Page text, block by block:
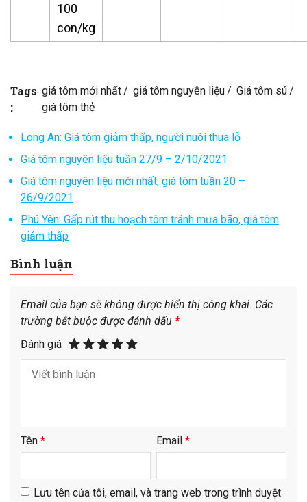
100
con/kg
Tags
:
giá tôm mới nhất giá tôm nguyên liệu
Giá tôm sú
giá tôm thẻ
Long An: Giá tôm giảm thấp, người nuôi thua lỗ
Giá tôm nguyên liệu tuần 27/9 – 2/10/2021
Giá tôm nguyên liệu mới nhất, giá tôm tuần 20 –
26/9/2021
Phú Yên: Gấp rút thu hoạch tôm tránh mưa bão, giá tôm
giảm thấp
Bình luận
Email của bạn sẽ không được hiển thị công khai. Các
trường bắt buộc được đánh dấu *
Đánh giá
Tên * Email *
Lưu tên của tôi, email, và trang web trong trình duyệt